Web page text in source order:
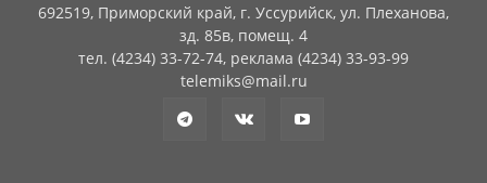
692519, Приморский край, г. Уссурийск, ул. Плеханова,
зд. 85в, помещ. 4
тел. (4234) 33-72-74, реклама (4234) 33-93-99
telemiks@mail.ru